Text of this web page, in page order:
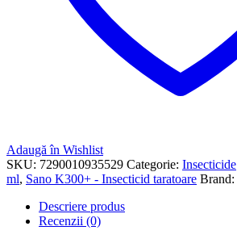
Adaugă în Wishlist
SKU: 7290010935529 Categorie: Insecticide
ml, Sano K300+ - Insecticid taratoare Brand:
Descriere produs
Recenzii (0)